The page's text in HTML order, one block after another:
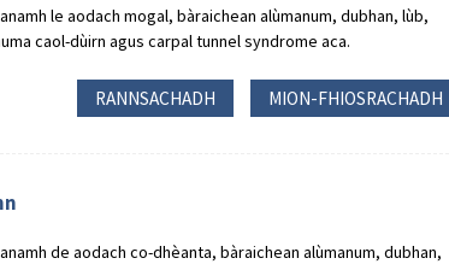
le aodach mogal, bàraichean alùmanum, dubhan, lùb,
caol-dùirn agus carpal tunnel syndrome aca.
RANNSACHADH MION-FHIOSRACHADH
de aodach co-dhèanta, bàraichean alùmanum, dubhan,